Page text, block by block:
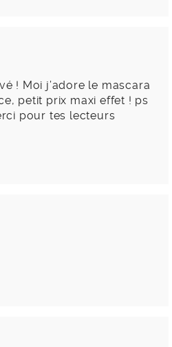
! Moi j’adore le mascara
petit prix maxi effet ! ps
pour tes lecteurs